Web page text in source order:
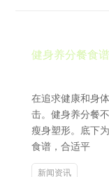
健身养分餐食
在追求健康和身
击。健身养分餐
瘦身塑形。底下
食谱，合适平
新闻资讯